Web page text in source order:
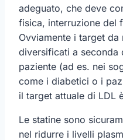
adeguato, che deve
fisica, interruzione del
Ovviamente i target da
diversificati a
paziente (ad es. nei
come i diabetici o i
il target attuale di LDL
Le statine sono
nel ridurre i livelli